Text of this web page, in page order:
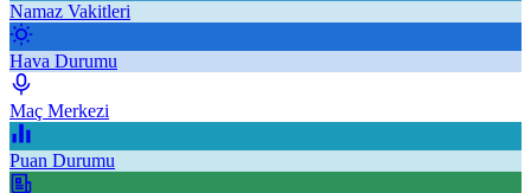
Namaz Vakitleri
Hava Durumu
Maç Merkezi
Puan Durumu